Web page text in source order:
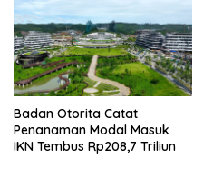
Badan Otorita Catat
Penanaman Modal Masuk
IKN Tembus Rp208,7 Triliun